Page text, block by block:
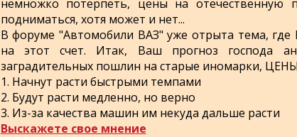
немножко потерпеть, цены на отечественную
подниматься, хотя может и нет...
В форуме "Автомобили ВАЗ" уже отрыта тема,
на этот счет. Итак, Ваш прогноз господа
заградительных пошлин на старые иномарки,
1. Начнут расти быстрыми темпами
2. Будут расти медленно, но верно
3. Из-за качества машин им некуда дальше расти
Выскажете свое мнение